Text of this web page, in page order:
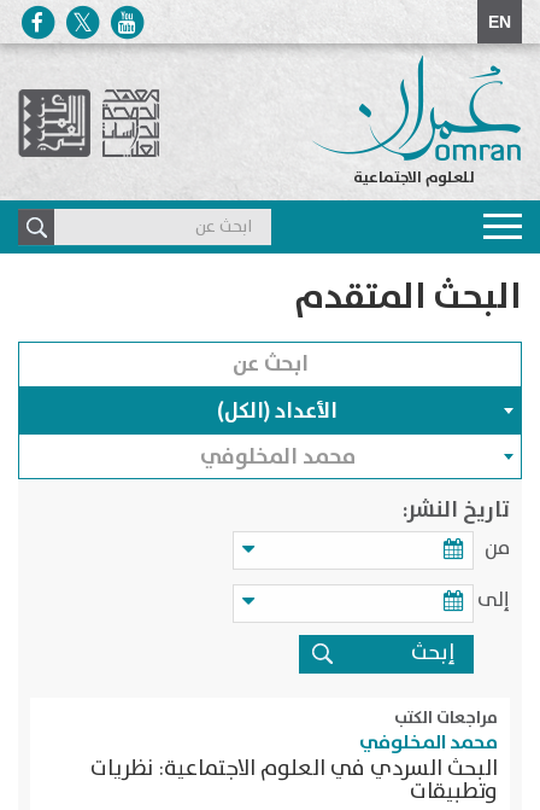
EN
للعلوم الاجتماعية
Toggle
navigation
البحث المتقدم
الأعداد (الكل)
محمد المخلوفي
تاريخ النشر:
من
إلى
مراجعات الكتب
محمد المخلوفي
البحث السردي في العلوم الاجتماعية: نظريات
وتطبيقات